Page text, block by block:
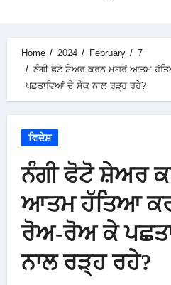
Home 2024 February
7
ਨੰਗੀ ਫੋਟੋ ਸ਼ੇਅਰ ਕਰਨ ਮਗਰੋਂ ਆਤਮ
ਪਛਤਾਵਿਆਂ ਦੇ ਸੇਕ ਨਾਲ ਰੜ੍ਹ ਰਹੇ?
ਵਿਦੇਸ਼
ਨੰਗੀ ਫੋਟੋ ਸ਼ੇਅਰ
ਆਤਮ ਹੱਤਿਆ
ਰੋਅ-ਰੋਅ ਕੇ
ਨਾਲ ਰੜ੍ਹ ਰਹੇ?